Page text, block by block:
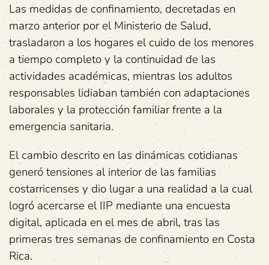
Las medidas de confinamiento, decretadas en
marzo anterior por el Ministerio de Salud,
trasladaron a los hogares el cuido de los menores
a tiempo completo y la continuidad de las
actividades académicas, mientras los adultos
responsables lidiaban también con adaptaciones
laborales y la protección familiar frente a la
emergencia sanitaria.
El cambio descrito en las dinámicas cotidianas
generó tensiones al interior de las familias
costarricenses y dio lugar a una realidad a la cual
logró acercarse el IIP mediante una encuesta
digital, aplicada en el mes de abril, tras las
primeras tres semanas de confinamiento en Costa
Rica.